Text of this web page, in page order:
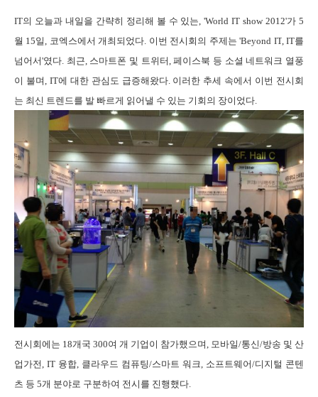
IT의 오늘과 내일을 간략히 정리해 볼 수 있는, 'World IT show 2012'가 5
월 15일, 코엑스에서 개최되었다. 이번 전시회의 주제는 'Beyond IT, IT를
넘어서'였다. 최근, 스마트폰 및 트위터,페이스북 등 소셜 네트워크 열풍
이 불며, IT에 대한 관심도 급증해왔다. 이러한 추세 속에서 이번 전시회
는 최신 트렌드를 발 빠르게 읽어낼 수 있는 기회의 장이었다.
전시회에는 18개국 300여 개 기업이 참가했으며, 모바일/통신/방송 및 산
업가전, IT 융합, 클라우드 컴퓨팅/스마트 워크, 소프트웨어/디지털 콘텐
츠 등 5개 분야로 구분하여 전시를 진행했다.